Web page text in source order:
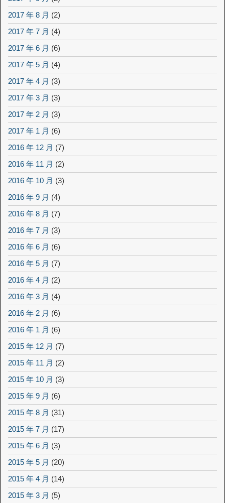
2017 年 8 月 (2)
2017 年 7 月 (4)
2017 年 6 月 (6)
2017 年 5 月 (4)
2017 年 4 月 (3)
2017 年 3 月 (3)
2017 年 2 月 (3)
2017 年 1 月 (6)
2016 年 12 月 (7)
2016 年 11 月 (2)
2016 年 10 月 (3)
2016 年 9 月 (4)
2016 年 8 月 (7)
2016 年 7 月 (3)
2016 年 6 月 (6)
2016 年 5 月 (7)
2016 年 4 月 (2)
2016 年 3 月 (4)
2016 年 2 月 (6)
2016 年 1 月 (6)
2015 年 12 月 (7)
2015 年 11 月 (2)
2015 年 10 月 (3)
2015 年 9 月 (6)
2015 年 8 月 (31)
2015 年 7 月 (17)
2015 年 6 月 (3)
2015 年 5 月 (20)
2015 年 4 月 (14)
2015 年 3 月 (5)